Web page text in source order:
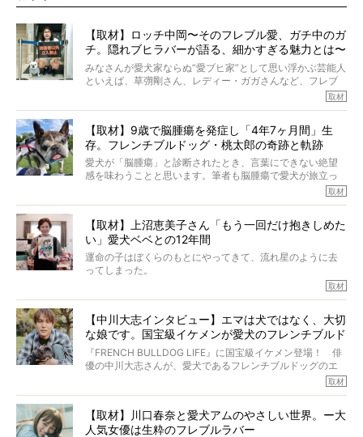
【取材】ロッチ中岡〜そのフレブル愛、ガチ中のガ
チ。隠れブヒラバーが語る、細かすぎる魅力とは〜
【前編】
みなさんが愛犬家ならぬ“愛ブヒ家”として思い浮かぶ芸能人
といえば、草彅剛さん、レディー・ガガさんなど、フレブ
ルを飼っている方が多いと思います。が、ロッチ中岡さん
も、じつは大のフレブルラバーだというのをご存知です
んのインスタグラムを覗くと、たくさんのフレブルアカウ
ントがフォローされていて、わが『FRENCH BULLDOG
LIFE』モデルのnicoやトーラスも、その中の一頭。
そんな中岡さんに、フレブルの魅力を語っていただきまし
た。そのブヒ愛っぷりは、思ってた以上！ ガチ中のガチ
取材
【取材】9歳で脳腫瘍を発症し「4年7ヶ月間」生
存。フレンチブルドッグ・桃太郎の奇跡と軌跡
愛犬が「脳腫瘍」と診断されたとき、言葉にできない絶望
感を味わうことと思います。筆者も脳腫瘍で愛犬が旅立っ
たひとり。だからこそ、どれほど厄介で困難な病気かを理
解をしているつもりです。「発症から1年生存すれば素晴ら
ところが、フレンチブルドッグの桃太郎は9歳で脳腫瘍を発
症し、なんと4年7ヶ月間も生き抜いたのです。旅立ったと
きの年齢は13歳と11ヶ月、レジェンド級のレジェンドでし
た。さらには、治療後3年間は一度も発作が起きなかったと
いいます。
この事実はフレンチブルドッグだけでなく、脳腫瘍と闘う
多くの犬たちに勇気と希望を与えるに違いありません。桃
太郎のオーナーである佐藤さんご夫婦に、治療の選択やケ
アについて詳しくお話しをうかがいました。
取材
【取材】上沼恵美子さん「もう一回だけ抱きしめた
い」愛犬ベベとの12年間
運命の子はぼくらのもとにやってきて、流れ星のように去
ってしまった。
けれども、ぼくらはそのことについて考えたいし、泣き出
り添いたいと思う。
その悲しみをいますぐ解消することはできないが、話をき
いて、泣いたり笑ったりするのもいいだろう。
こんな子だった、こんなにいい子だった、ほんとうに愛し
ていたと。
ぼくらは上沼恵美子さんのご自宅へ伺って、お話をきこう
と思った。
取材
【中川大志インタビュー】エマは犬ではなく、大切
な娘です。国宝級イケメンが愛犬のフレンチブルド
ッグと一緒に登場
『FRENCH BULLDOG LIFE』に国宝級イケメン登場！ 俳
優の中川大志さんが、愛犬であるフレンチブルドッグのエ
マちゃん（2歳の女の子）にメロメロとの情報を聞きつけ、
中川さんを直撃。そのフレブル愛をたっぷり語っていただ
カエピソードが次から次へと飛び出しました。
取材
【取材】川口春奈と愛犬アムのやさしい世界。ー大
人気女優は生粋のフレブルラバー